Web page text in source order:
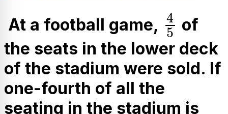
At a football game, 4
5
4
of
the seats in the lower deck
of the stadium were sold. If
one-fourth of all the
seating in the stadium is